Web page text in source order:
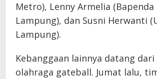
Metro), Lenny Armelia (Bapenda
Lampung), dan Susni Herwanti
Lampung).
Kebanggaan lainnya datang dari
olahraga gateball. Jumat lalu,